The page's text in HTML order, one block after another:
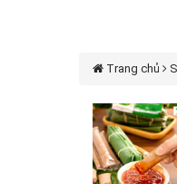
Trang chủ